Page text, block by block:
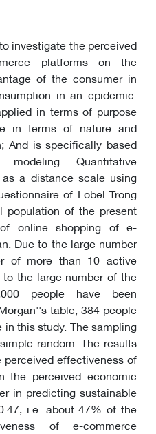
investigate the perceived
platforms on the
of the consumer in
in an epidemic.
in terms of purpose
in terms of nature and
And is specifically based
Quantitative
a distance scale using
of Lobel Trong
population of the present
online shopping of e-
Due to the large number
of more than 10 active
the large number of the
people have been
table, 384 people
this study. The sampling
random. The results
effectiveness of
the perceived economic
in predicting sustainable
i.e. about 47% of the
of e-commerce